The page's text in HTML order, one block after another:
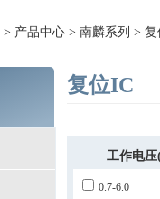
> 产品中心> 南麟系列 > 复
复位IC
工作电压
0.7-6.0